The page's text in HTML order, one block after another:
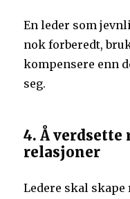
En leder som
nok forberedt,
kompensere enn
seg.
4. Å
relasjoner
Ledere skal skape